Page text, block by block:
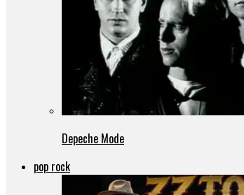
Depeche Mode
pop rock